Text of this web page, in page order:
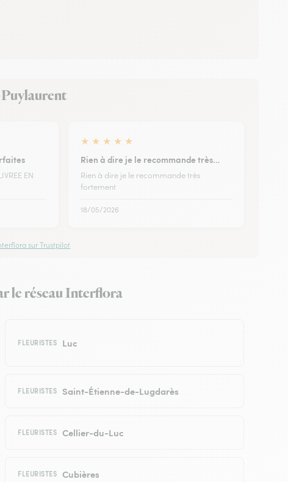
EN
★ ★ ★ ★ ★
Rien à dire je le recommande très…
Rien à dire je le recommande très
fortement
18/05/2026
sur Trustpilot
le réseau Interflora
FLEURISTES Luc
FLEURISTES Saint-Étienne-de-Lugdarès
FLEURISTES Cellier-du-Luc
FLEURISTES Cubières